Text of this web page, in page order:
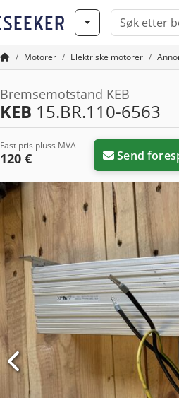
Motorer Elektriske motorer
Bremsemotstand KEB
KEB 15.BR.110-6563
Fast pris pluss MVA
120 € Send